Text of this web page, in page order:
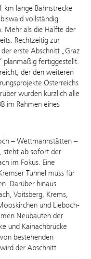
km lange Bahnstrecke
vollständig
Mehr als die Hälfte der
Rechtzeitig zur
erste Abschnitt „Graz
planmäßig fertiggestellt.
der den weiteren
Österreichs
wurden kürzlich alle
im Rahmen eines
– Wettmannstätten –
steht ab sofort der
im Fokus. Eine
Tunnel muss für
Darüber hinaus
Voitsberg, Krems,
und Lieboch-
Neubauten der
und Kainachbrücke
bestehenden
der Abschnitt